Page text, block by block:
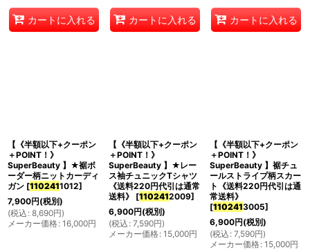
カートに入れる カートに入れる カートに入れる
【《半額以下+クーポン
＋POINT！》
SuperBeauty 】★裾ボ
ーダー柄ニットカーディ
ガン [1102411012]
7,900円(税別)
(税込 : 8,690円)
メーカー価格: 16,000円
【《半額以下+クーポン
＋POINT！》
SuperBeauty 】★レー
ス袖チュニックTシャツ
《送料220円代引は通常
送料》
[1102412009]
6,900円(税別)
(税込 : 7,590円)
メーカー価格: 15,000円
【《半額以下+クーポン
＋POINT！》
SuperBeauty 】裾チュ
ールストライプ柄スカー
ト《送料220円代引は通
常送料》
[1102413005]
6,900円(税別)
(税込 : 7,590円)
メーカー価格: 15,000円